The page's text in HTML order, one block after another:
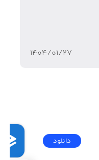
۱۴۰۴/۰۱/۲۷
دانلود